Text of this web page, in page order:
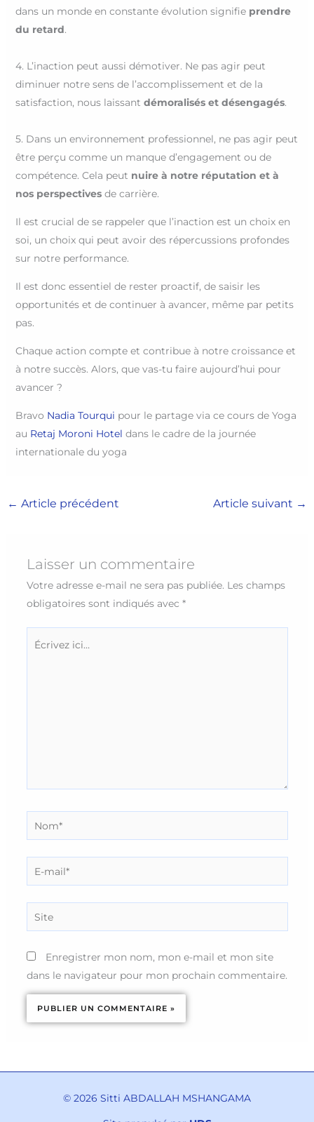
dans un monde en constante évolution signifie prendre
du retard.
4. L’inaction peut aussi démotiver. Ne pas agir peut
diminuer notre sens de l’accomplissement et de la
satisfaction, nous laissant démoralisés et désengagés.
5. Dans un environnement professionnel, ne pas agir peut
être perçu comme un manque d’engagement ou de
compétence. Cela peut nuire à notre réputation et à
nos perspectivesde carrière.
Il est crucial de se rappeler que l’inaction est un choix en
soi, un choix qui peut avoir des répercussions profondes
sur notre performance.
Il est donc essentiel de rester proactif, de saisir les
opportunités et de continuer à avancer, même par petits
pas.
Chaque action compte et contribue à notre croissance et
à notre succès. Alors, que vas-tu faire aujourd’hui pour
avancer ?
Bravo Nadia Tourqui pour le partage via ce cours de Yoga
au Retaj Moroni Hotel dans le cadre de la journée
internationale du yoga
← Article précédent Article suivant →
Laisser un commentaire
Votre adresse e-mail ne sera pas publiée. Les champs
obligatoires sont indiqués avec *
Nom*
E-
mail*
Site
Enregistrer mon nom, mon e-mail et mon site
dans le navigateur pour mon prochain commentaire.
© 2026 Sitti ABDALLAH MSHANGAMA